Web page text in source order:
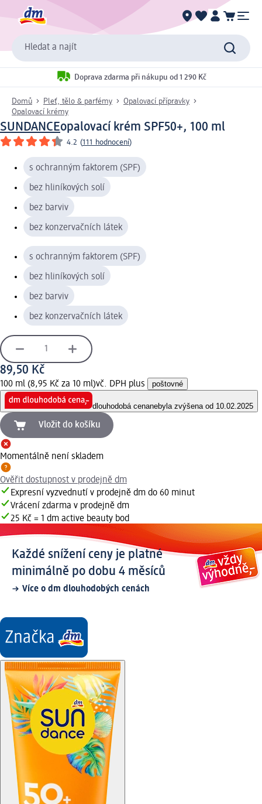
Hledat a najít
Doprava zdarma při nákupu od 1 290 Kč
Domů Pleť, tělo & parfémy
Opalovací přípravky
Opalovací krémy
SUNDANCEopalovací krém SPF50+, 100 ml
4.2 (111 hodnocení)
s ochranným faktorem (SPF)
bez hliníkových solí
bez barviv
bez konzervačních látek
s ochranným faktorem (SPF)
bez hliníkových solí
bez barviv
bez konzervačních látek
89,50 Kč
100 ml (8,95 Kč za 10 ml)vč. DPH plus poštovné
dlouhodobá cenanebyla zvýšena od 10.02.2025
Vložit do košíku
Momentálně není skladem
Ověřit dostupnost v prodejně dm
Expresní vyzvednutí v prodejně dm do 60 minut
Vrácení zdarma v prodejně dm
25 Kč = 1 dm active beauty bod
Každé snížení ceny je platné
minimálně po dobu 4 měsíců
Více o dm dlouhodobých cenách